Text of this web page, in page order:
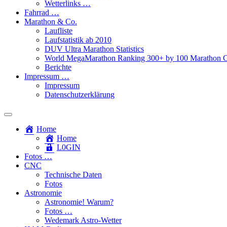
Wetterlinks …
Fahrrad …
Marathon & Co.
Laufliste
Laufstatistik ab 2010
DUV Ultra Marathon Statistics
World MegaMarathon Ranking 300+ by 100 Marathon
Berichte
Impressum …
Impressum
Datenschutzerklärung
Toggle
search
field
Home
Home
L​0​​GIN
Fotos …
CNC
Technische Daten
Fotos
Astronomie
Astronomie! Warum?
Fotos …
Wedemark Astro-Wetter